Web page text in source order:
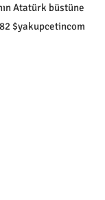
Atatürk büstüne
$yakupcetincom